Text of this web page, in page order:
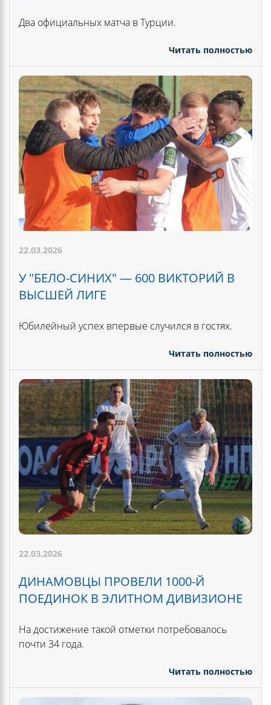
Два официальных матча в Турции.
Читать полностью
22.03.2026
У "БЕЛО-СИНИХ" — 600 ВИКТОРИЙ В
ВЫСШЕЙ ЛИГЕ
Юбилейный успех впервые случился в гостях.
Читать полностью
22.03.2026
ДИНАМОВЦЫ ПРОВЕЛИ 1000-Й
ПОЕДИНОК В ЭЛИТНОМ ДИВИЗИОНЕ
На достижение такой отметки потребовалось
почти 34 года.
Читать полностью